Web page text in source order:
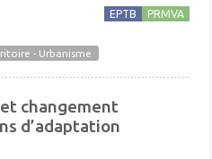
EPTB
PRMVA
- Urbanisme
changement
d’adaptation